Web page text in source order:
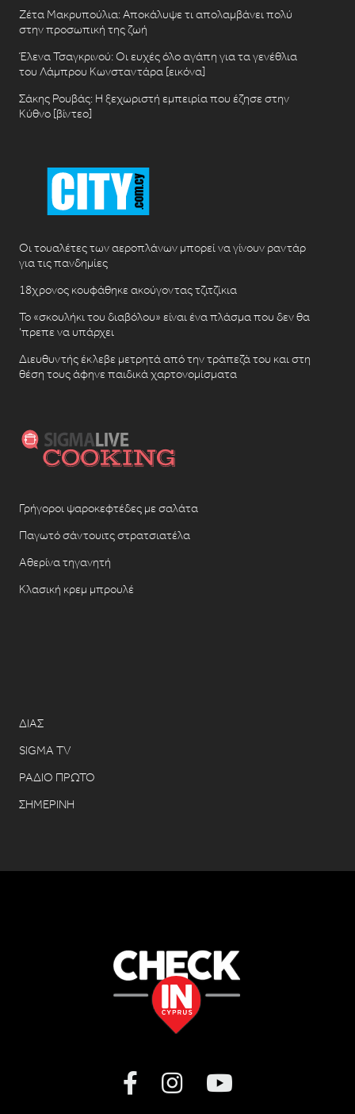
Ζέτα Μακρυπούλια: Αποκάλυψε τι απολαμβάνει πολύ
στην προσωπική της ζωή
Έλενα Τσαγκρινού: Οι ευχές όλο αγάπη για τα γενέθλια
του Λάμπρου Κωνσταντάρα [εικόνα]
Σάκης Ρουβάς: Η ξεχωριστή εμπειρία που έζησε στην
Κύθνο [βίντεο]
Οι τουαλέτες των αεροπλάνων μπορεί να γίνουν ραντάρ
για τις πανδημίες
18χρονος κουφάθηκε ακούγοντας τζιτζίκια
Το «σκουλήκι του διαβόλου» είναι ένα πλάσμα που δεν θα
‘πρεπε να υπάρχει
Διευθυντής έκλεβε μετρητά από την τράπεζά του και στη
θέση τους άφηνε παιδικά χαρτονομίσματα
Γρήγοροι ψαροκεφτέδες με σαλάτα
Παγωτό σάντουιτς στρατσιατέλα
Αθερίνα τηγανητή
Κλασική κρεμ μπρουλέ
ΔΙΑΣ
SIGMA TV
ΡΑΔΙΟ ΠΡΩΤΟ
ΣΗΜΕΡΙΝΗ